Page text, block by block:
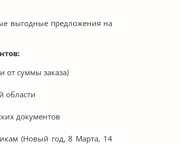
выгодные предложения на
от суммы заказа)
области
документов
(Новый год, 8 Марта, 14